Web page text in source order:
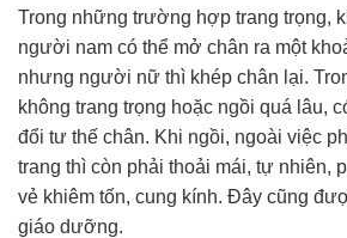
Trong những trường hợp trang trọng,
người nam có thể mở chân ra một
nhưng người nữ thì khép chân lại.
không trang trọng hoặc ngồi quá lâu,
đổi tư thế chân. Khi ngồi, ngoài việc
trang thì còn phải thoải mái, tự nhiên,
vẻ khiêm tốn, cung kính. Đây cũng
giáo dưỡng.